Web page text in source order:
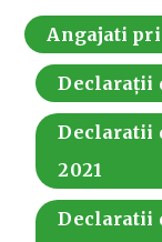
Angajati
Declarații
Declaratii
2021
Declaratii